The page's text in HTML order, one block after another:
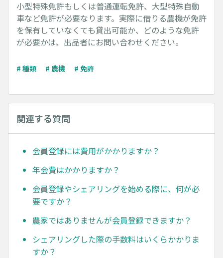
小型特殊免許もしくは普通運転免許、大型特殊自動
車など免許が必要なります。実際に借りる農機が免許
を保有していなくても貸出可能か、どのような免許
が必要かは、出品者にお問い合わせください。
# 種類 # 農機 # 免許
関連する質問
会員登録には費用がかかりますか？
年会費はかかりますか？
会員登録やシェアリングを始める際に、何が必
要ですか？
農家ではありませんが会員登録できますか？
シェアリングした際の手数料はいくらかかりま
すか？